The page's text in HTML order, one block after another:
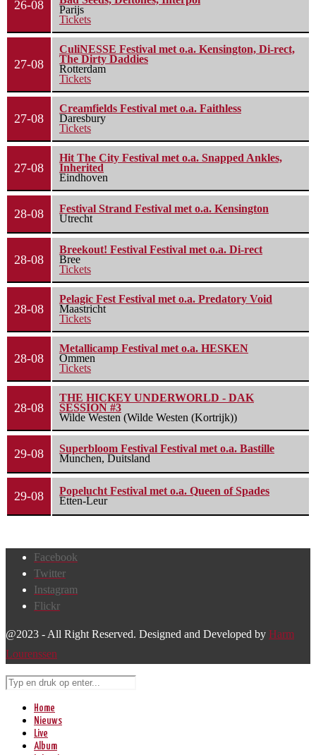
26-08
Parijs
Tickets
27-08
CuliNESSE Festival met o.a. Kensington, Di-rect,
The Dirty Daddies
Rotterdam
Tickets
27-08
Creamfields Festival met o.a. Faithless
Daresbury
Tickets
27-08
Hit The City Festival met o.a. Snapped Ankles,
Inherited
Eindhoven
28-08
Festival Strand Festival met o.a. Kensington
Utrecht
28-08
Breekout! Festival Festival met o.a. Di-rect
Bree
Tickets
28-08
Pelagic Fest Festival met o.a. Predatory Void
Maastricht
Tickets
28-08
Metallicamp Festival met o.a. HESKEN
Ommen
Tickets
28-08
THE HICKEY UNDERWORLD - DAK
SESSION #3
Wilde Westen (Wilde Westen (Kortrijk))
29-08
Superbloom Festival Festival met o.a. Bastille
Munchen, Duitsland
29-08
Popelucht Festival met o.a. Queen of Spades
Etten-Leur
Facebook
Twitter
Instagram
Flickr
@2023 - All Right Reserved. Designed and Developed by Harm
Lourenssen
Home
Nieuws
Live
Album